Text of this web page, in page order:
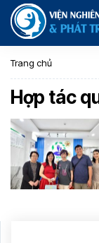
Trang chủ
Hợp tác